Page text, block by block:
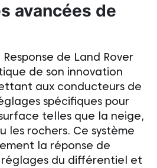
avancées de
de Land Rover
de son innovation
aux conducteurs de
spécifiques pour
telles que la neige,
les rochers. Ce système
la réponse de
réglages du différentiel et